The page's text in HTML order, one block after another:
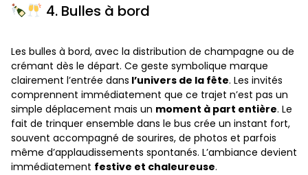
4. Bulles à bord
Les bulles à bord, avec la distribution de champagne ou de
crémant dès le départ. Ce geste symbolique marque
clairement l’entrée dans l’univers de la fête. Les invités
comprennent immédiatement que ce trajet n’est pas un
simple déplacement mais un moment à part entière. Le
fait de trinquer ensemble dans le bus crée un instant fort,
souvent accompagné de sourires, de photos et parfois
même d’applaudissements spontanés. L’ambiance devient
immédiatement festive et chaleureuse.